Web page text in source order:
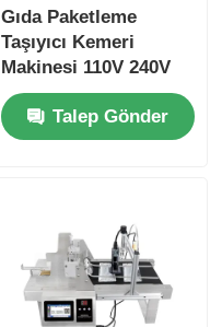
Gıda Paketleme
Taşıyıcı Kemeri
Makinesi 110V 240V
Tıp / Kozmetik
Endüstrisi için
Talep Gönder